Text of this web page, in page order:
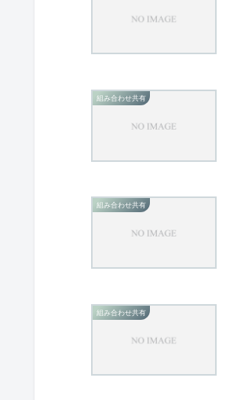
組み合わせ共有
組み合わせ共有
組み合わせ共有